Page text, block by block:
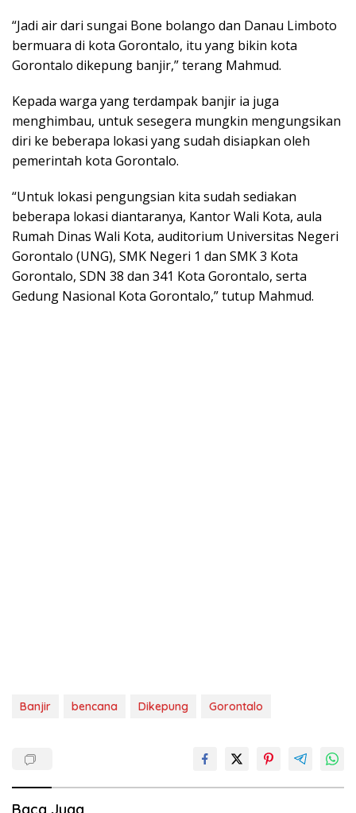
“Jadi air dari sungai Bone bolango dan Danau Limboto
bermuara di kota Gorontalo, itu yang bikin kota
Gorontalo dikepung banjir,” terang Mahmud.
Kepada warga yang terdampak banjir ia juga
menghimbau, untuk sesegera mungkin mengungsikan
diri ke beberapa lokasi yang sudah disiapkan oleh
pemerintah kota Gorontalo.
“Untuk lokasi pengungsian kita sudah sediakan
beberapa lokasi diantaranya, Kantor Wali Kota, aula
Rumah Dinas Wali Kota, auditorium Universitas Negeri
Gorontalo (UNG), SMK Negeri 1 dan SMK 3 Kota
Gorontalo, SDN 38 dan 341 Kota Gorontalo, serta
Gedung Nasional Kota Gorontalo,” tutup Mahmud.
Banjir bencana Dikepung Gorontalo